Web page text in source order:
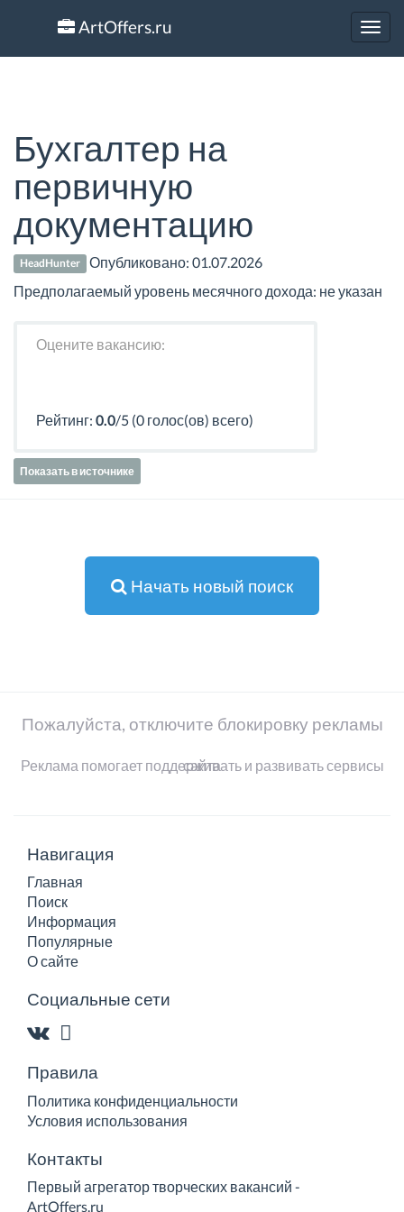
ArtOffers.ru
Бухгалтер на
первичную
документацию
HeadHunter Опубликовано:01.07.2026
Предполагаемый уровень месячного дохода: не указан
Оцените вакансию:
Рейтинг: 0.0/5 (0 голос(ов) всего)
Показать в источнике
Начать новый поиск
Пожалуйста, отключите блокировку рекламы
Реклама помогает поддерживать и развивать сервисы сайта
Навигация
Главная
Поиск
Информация
Популярные
О сайте
Социальные сети
Правила
Политика конфиденциальности
Условия использования
Контакты
Первый агрегатор творческих вакансий -
ArtOffers.ru